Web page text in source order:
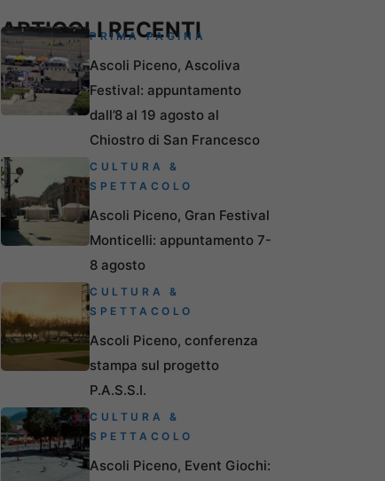
ARTICOLI RECENTI
PRIMA PAGINA
Ascoli Piceno, Ascoliva
Festival: appuntamento
dall’8 al 19 agosto al
Chiostro di San Francesco
CULTURA &
SPETTACOLO
Ascoli Piceno, Gran Festival
Monticelli: appuntamento 7-
8 agosto
CULTURA &
SPETTACOLO
Ascoli Piceno, conferenza
stampa sul progetto
P.A.S.S.I.
CULTURA &
SPETTACOLO
Ascoli Piceno, Event Giochi: